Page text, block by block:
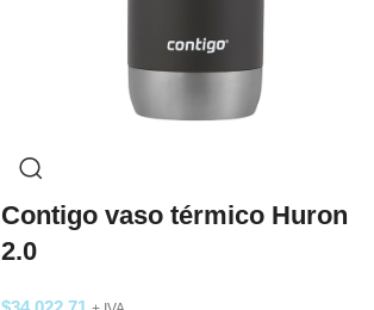
Contigo vaso térmico Huron
2.0